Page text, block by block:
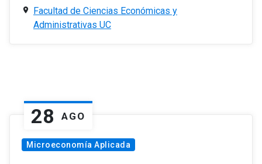
Facultad de Ciencias Económicas y
Administrativas UC
28 AGO
Microeconomía Aplicada